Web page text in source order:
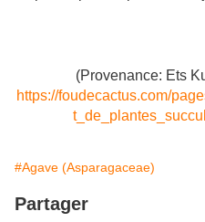
(Provenance: Ets
https://foudecactus.com/
#Agave (Asparagaceae)
Partager